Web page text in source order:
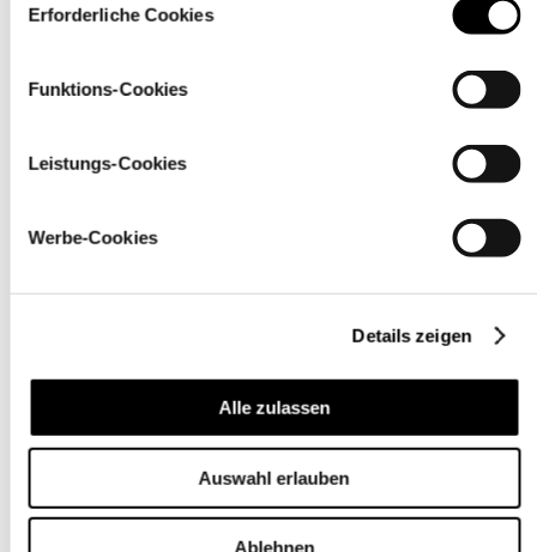
über den Link „Cookie-Einstellungen
Erforderliche Cookies
Funktions-Cookies
Leistungs-Cookies
Werbe-Cookies
Details zeigen
Alle zulassen
Auswahl erlauben
Ablehnen
Pflegehinweise